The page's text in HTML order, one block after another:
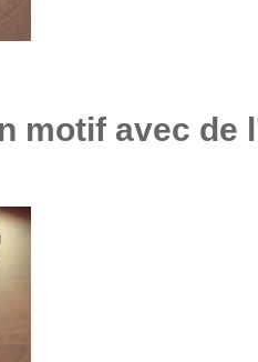
motif avec de